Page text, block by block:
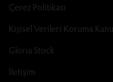
Çerez Politikası
Kişisel Verileri Koruma
Gloria Stock
İletişim